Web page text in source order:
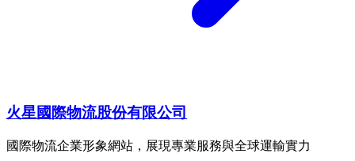
火星國際物流股份有限公司
國際物流企業形象網站，展現專業服務與全球運輸實力